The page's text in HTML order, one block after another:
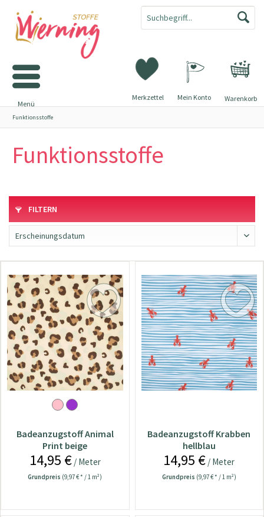
Warenkorb
Merkzettel Mein Konto
Menü
Funktionsstoffe
Funktionsstoffe
FILTERN
Badeanzugstoff Animal
Print beige
14,95 €/ Meter
Grundpreis (9,97 € * / 1 m²)
Badeanzugstoff Krabben
hellblau
14,95 € / Meter
Grundpreis (9,97 € * / 1 m²)